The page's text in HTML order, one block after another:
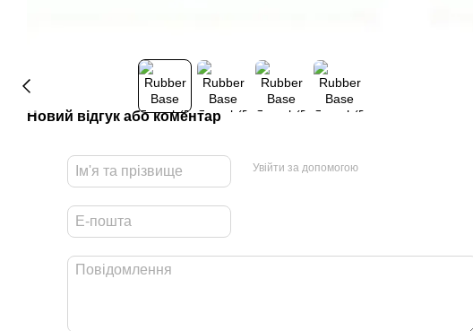
Новий відгук або коментар
Увійти за допомогою